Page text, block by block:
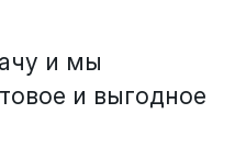
и мы
и выгодное